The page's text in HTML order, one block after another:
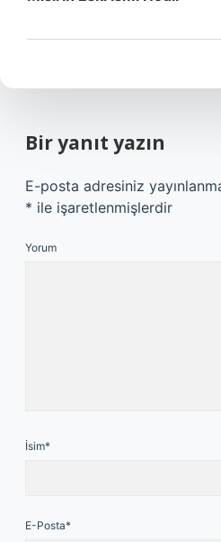
Bir yanıt yazın
E-posta adresiniz
* ile işaretlenmişlerdir
Yorum
İsim*
E-Posta*